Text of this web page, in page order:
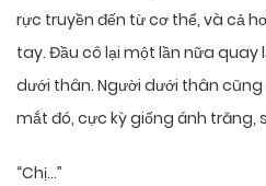
rực truyền đến từ cơ thể, và cả
tay. Đầu cô lại một lần nữa quay
dưới thân. Người dưới thân cũng
mắt đó, cực kỳ giống ánh trăng,
“Chị…”